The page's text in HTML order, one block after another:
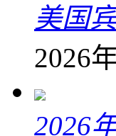
美国
2026
2026